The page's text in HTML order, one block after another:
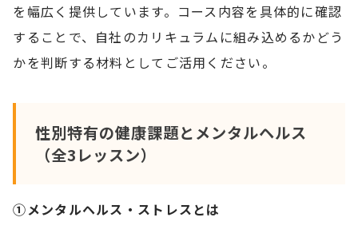
を幅広く提供しています。コース内容を具体的に確認
することで、自社のカリキュラムに組み込めるかどう
かを判断する材料としてご活用ください。
性別特有の健康課題とメンタルヘルス
（全3レッスン）
①メンタルヘルス・ストレスとは